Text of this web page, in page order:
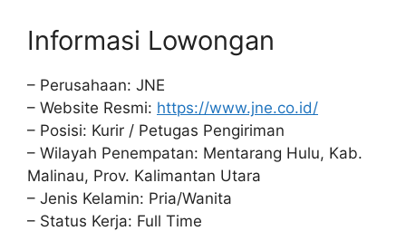
Informasi Lowongan
– Perusahaan: JNE
– Website Resmi: https://www.jne.co.id/
– Posisi: Kurir / Petugas Pengiriman
– Wilayah Penempatan: Mentarang Hulu, Kab.
Malinau, Prov. Kalimantan Utara
– Jenis Kelamin: Pria/Wanita
– Status Kerja: Full Time